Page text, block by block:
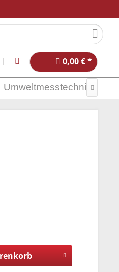
0,00 € *
Umweltmesstechnik